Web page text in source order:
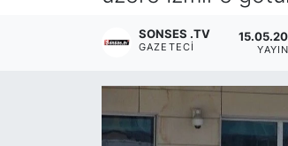
SONSES .TV
GAZETECI
Haberde insan